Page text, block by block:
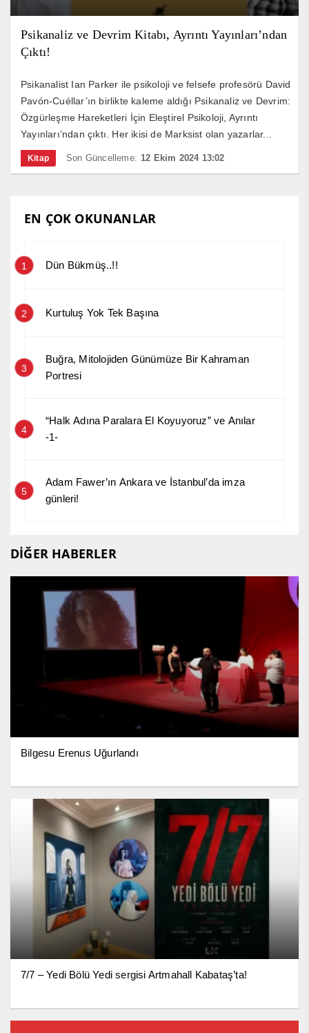
Psikanaliz ve Devrim Kitabı, Ayrıntı Yayınları’ndan
Çıktı!
Psikanalist Ian Parker ile psikoloji ve felsefe profesörü David
Pavón-Cuéllar’ın birlikte kaleme aldığı Psikanaliz ve Devrim:
Özgürleşme Hareketleri İçin Eleştirel Psikoloji, Ayrıntı
Yayınları’ndan çıktı. Her ikisi de Marksist olan yazarlar...
Kitap Son Güncelleme: 12 Ekim 2024 13:02
EN ÇOK OKUNANLAR
1 Dün Bükmüş..!!
2 Kurtuluş Yok Tek Başına
3
Buğra, Mitolojiden Günümüze Bir Kahraman
Portresi
4
“Halk Adına Paralara El Koyuyoruz” ve Anılar
-1-
5
Adam Fawer’ın Ankara ve İstanbul’da imza
günleri!
DİĞER HABERLER
Bilgesu Erenus Uğurlandı
7/7 – Yedi Bölü Yedi sergisi Artmahall Kabataş’ta!